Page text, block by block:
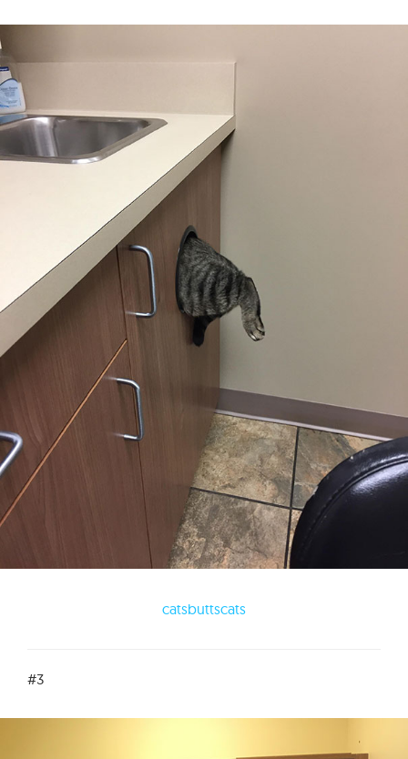
catsbuttscats
#3